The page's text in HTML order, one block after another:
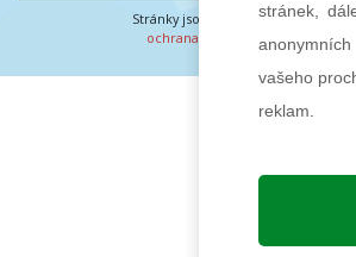
Stránky jsou chráněny službou
ochrana osobních údajů a
stránek,
vašeho
reklam.